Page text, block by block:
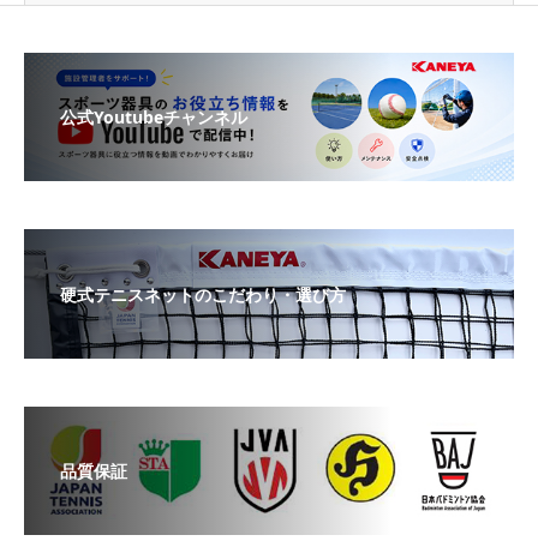
公式Youtubeチャンネル
硬式テニスネットのこだわり・選び方
品質保証